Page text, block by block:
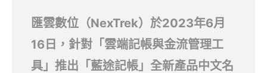
匯雲數位（NexTrek）於2023年6月
16日，針對「雲端記帳與金流管理工
具」推出 「藍途記帳」 全新產品中文名